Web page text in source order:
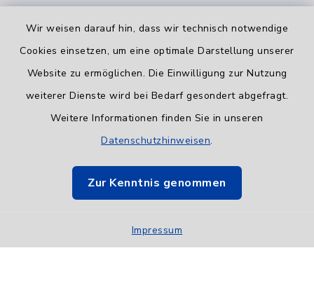
Wir weisen darauf hin, dass wir technisch notwendige
Cookies einsetzen, um eine optimale Darstellung unserer
Website zu ermöglichen. Die Einwilligung zur Nutzung
weiterer Dienste wird bei Bedarf gesondert abgefragt.
Weitere Informationen finden Sie in unseren
Datenschutzhinweisen.
Zur Kenntnis genommen
Impressum
Barrierefreiheit
Impressum
Sitemap